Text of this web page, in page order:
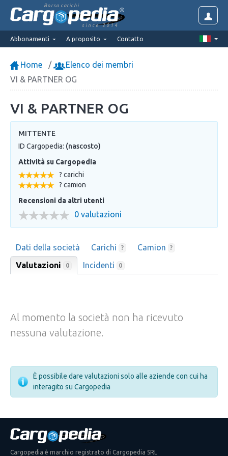
Borsa carichi
since 2014
Abbonamenti A proposito Contatto
Home
Elenco dei membri
VI & PARTNER OG
VI & PARTNER OG
MITTENTE
ID Cargopedia: (nascosto)
Attività su Cargopedia
? carichi
? camion
Recensioni da altri utenti
0 valutazioni
Dati della società Carichi ? Camion ?
Valutazioni 0 Incidenti 0
Al momento la società non ha ricevuto
nessuna valutazione.
È possibile dare valutazioni solo alle aziende con cui ha
interagito su Cargopedia
Cargopedia è marchio registrato di Cargopedia SRL